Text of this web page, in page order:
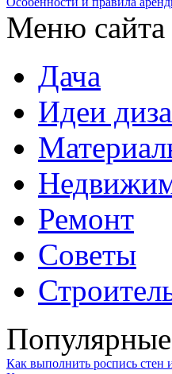
Меню сайта
Дача
Идеи
Ремонт
Советы
Популярные
Как выполнить роспись стен